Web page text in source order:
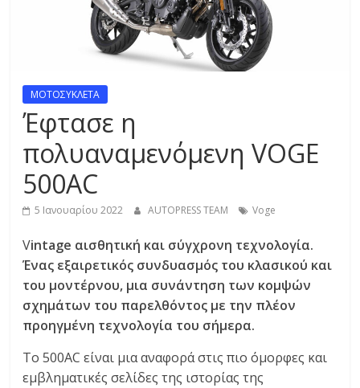
S
S
ΜΟΤΟΣΥΚΛΕΤΑ
Έφτασε η
πολυαναμενόμενη VOGE
500AC
5 Ιανουαρίου 2022 AUTOPRESS TEAM Voge
Vintage αισθητική και σύγχρονη τεχνολογία.
Ένας εξαιρετικός συνδυασμός του κλασικού και
του μοντέρνου, μια συνάντηση των κομψών
σχημάτων του παρελθόντος με την πλέον
προηγμένη τεχνολογία του σήμερα.
Το 500AC είναι μια αναφορά στις πιο όμορφες και
εμβληματικές σελίδες της ιστορίας της